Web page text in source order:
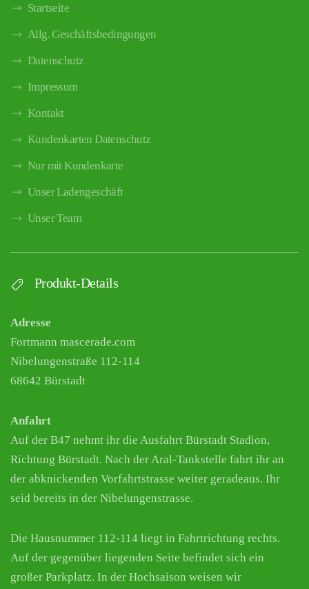
Startseite
Allg. Geschäftsbedingungen
Datenschutz
Impressum
Kontakt
Kundenkarten Datenschutz
Nur mit Kundenkarte
Unser Ladengeschäft
Unser Team
Produkt-Details
Adresse
Fortmann mascerade.com
Nibelungenstraße 112-114
68642 Bürstadt
Anfahrt
Auf der B47 nehmt ihr die Ausfahrt Bürstadt Stadion,
Richtung Bürstadt. Nach der Aral-Tankstelle fahrt ihr an
der abknickenden Vorfahrtstrasse weiter geradeaus. Ihr
seid bereits in der Nibelungenstrasse.
Die Hausnummer 112-114 liegt in Fahrtrichtung rechts.
Auf der gegenüber liegenden Seite befindet sich ein
großer Parkplatz. In der Hochsaison weisen wir